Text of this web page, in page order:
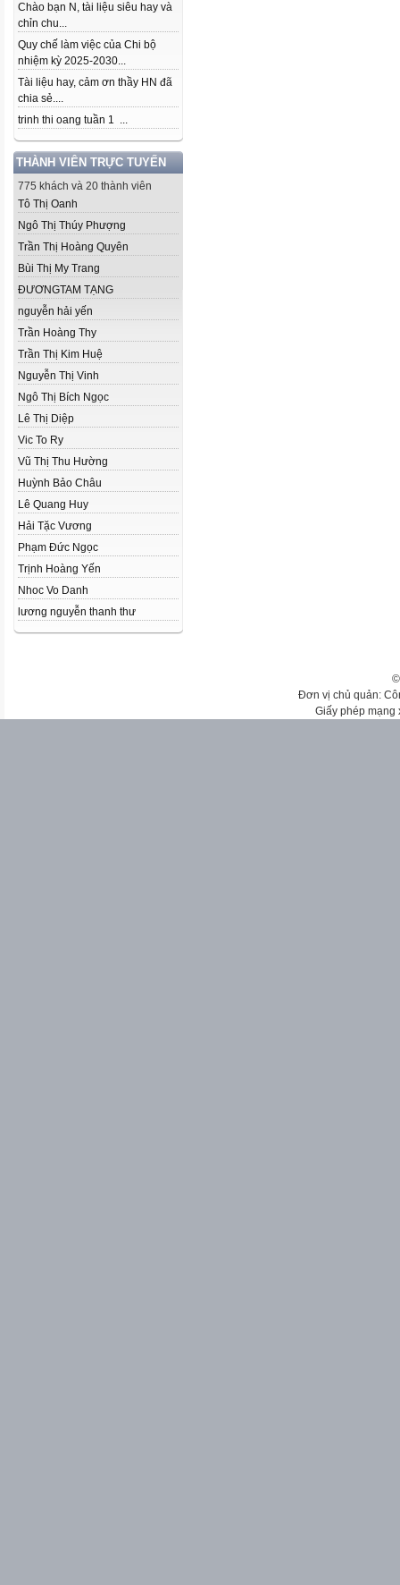
Chào bạn N, tài liệu siêu hay và
chỉn chu...
Quy chế làm việc của Chi bộ
nhiệm kỳ 2025-2030...
Tài liệu hay, cảm ơn thầy HN đã
chia sẻ....
trinh thi oang tuần 1 ...
THÀNH VIÊN TRỰC TUYẾN
775 khách và 20 thành viên
Tô Thị Oanh
Ngô Thị Thúy Phượng
Trần Thị Hoàng Quyên
Bùi Thị My Trang
ĐƯƠNGTAM TẠNG
nguyễn hải yến
Trần Hoàng Thy
Trần Thị Kim Huệ
Nguyễn Thị Vinh
Ngô Thị Bích Ngọc
Lê Thị Diệp
Vic To Ry
Vũ Thị Thu Hường
Huỳnh Bảo Châu
Lê Quang Huy
Hải Tặc Vương
Phạm Đức Ngọc
Trịnh Hoàng Yến
Nhoc Vo Danh
lương nguyễn thanh thư
Đơn vị chủ quản:
Giấy phép mạng